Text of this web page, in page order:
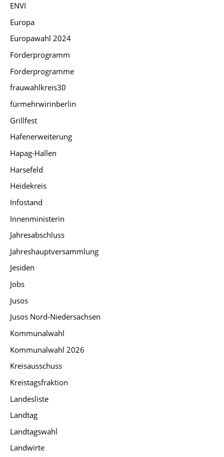
ENVI
Europa
Europawahl 2024
Förderprogramm
Förderprogramme
frauwahlkreis30
fürmehrwirinberlin
Grillfest
Hafenerweiterung
Hapag-Hallen
Harsefeld
Heidekreis
Infostand
Innenministerin
Jahresabschluss
Jahreshauptversammlung
Jesiden
Jobs
Jusos
Jusos Nord-Niedersachsen
Kommunalwahl
Kommunalwahl 2026
Kreisausschuss
Kreistagsfraktion
Landesliste
Landtag
Landtagswahl
Landwirte